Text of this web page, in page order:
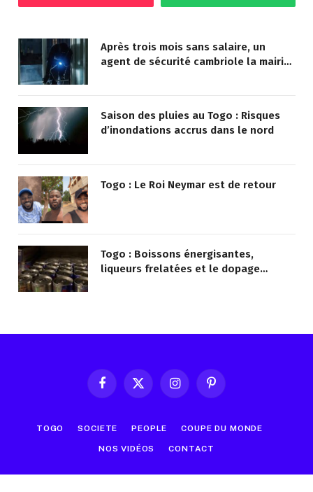
Après trois mois sans salaire, un
agent de sécurité cambriole la mairie
Saison des pluies au Togo : Risques
d’inondations accrus dans le nord
Togo : Le Roi Neymar est de retour
Togo : Boissons énergisantes,
liqueurs frelatées et le dopage
FacebookX
InstagramPinterest
TOGO SOCIETE PEOPLE COUPE DU MONDE
NOS VIDÉOS CONTACT